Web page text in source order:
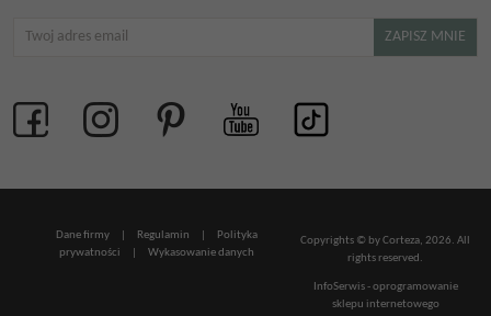
Copyrights © by Corteza, 2026. All
rights reserved.
InfoSerwis-oprogramowanie
sklepu internetowego
Dane firmy Regulamin
Polityka
prywatności
Wykasowanie danych